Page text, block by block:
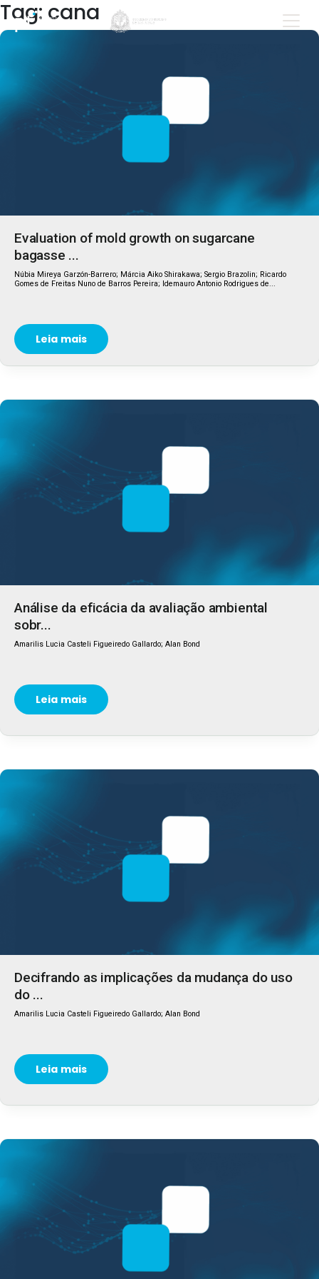
Tag: cana
Evaluation of mold growth on sugarcane
bagasse ...
Núbia Mireya Garzón-Barrero; Márcia Aiko Shirakawa; Sergio Brazolin; Ricardo
Gomes de Freitas Nuno de Barros Pereira; Idemauro Antonio Rodrigues de...
Leia mais
Análise da eficácia da avaliação ambiental
sobr...
Amarilis Lucia Casteli Figueiredo Gallardo; Alan Bond
Leia mais
Decifrando as implicações da mudança do uso
do ...
Amarilis Lucia Casteli Figueiredo Gallardo; Alan Bond
Leia mais